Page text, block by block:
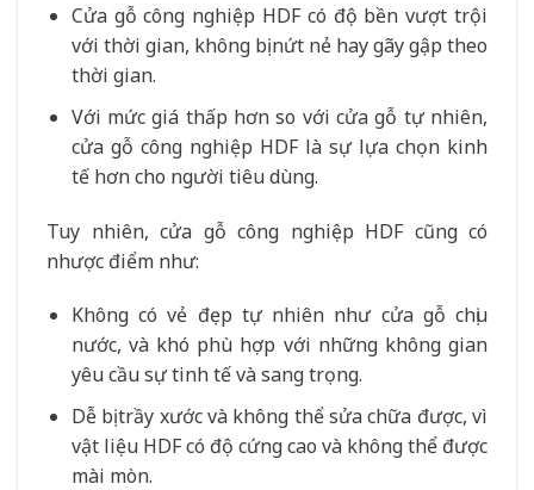
Cửa gỗ công nghiệp HDF có độ bền vượt trội
với thời gian, không bị nứt nẻ hay gãy gập theo
thời gian.
Với mức giá thấp hơn so với cửa gỗ tự nhiên,
cửa gỗ công nghiệp HDF là sự lựa chọn kinh
tế hơn cho người tiêu dùng.
Tuy nhiên, cửa gỗ công nghiệp HDF cũng có
nhược điểm như:
Không có vẻ đẹp tự nhiên như cửa gỗ chịu
nước, và khó phù hợp với những không gian
yêu cầu sự tinh tế và sang trọng.
Dễ bị trầy xước và không thể sửa chữa được, vì
vật liệu HDF có độ cứng cao và không thể được
mài mòn.